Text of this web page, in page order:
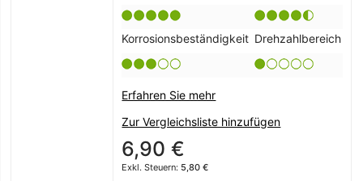
Korrosionsbeständigkeit Drehzahlbereich
Erfahren Sie mehr
Zur Vergleichsliste hinzufügen
6,90 €
5,80 €